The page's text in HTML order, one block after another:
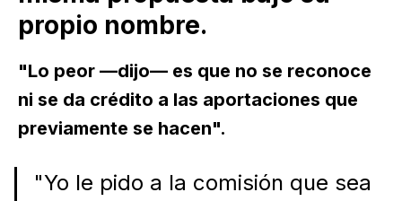
propio nombre.
"Lo peor —dijo— es que no se reconoce
ni se da crédito a las aportaciones que
previamente se hacen".
"Yo le pido a la comisión que sea